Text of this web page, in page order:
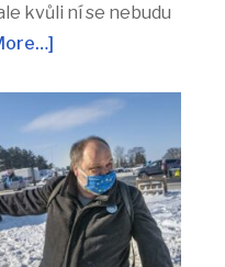
kvůli ní se nebudu